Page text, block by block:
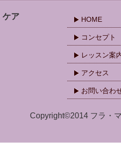
ケア HOME
コンセプト
レッスン案
アクセス
お問い合わ
Copyright©2014 フラ・